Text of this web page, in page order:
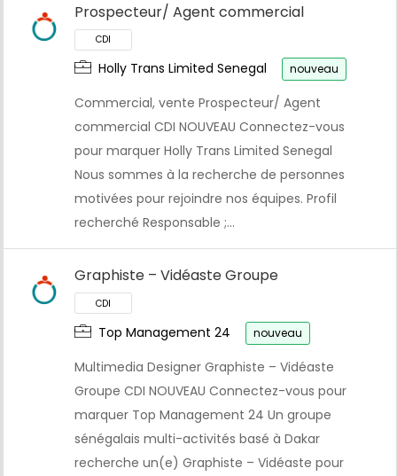
Prospecteur/ Agent commercial
Holly Trans Limited Senegal nouveau
Commercial, vente Prospecteur/ Agent
commercial CDI NOUVEAU Connectez-vous
pour marquer Holly Trans Limited Senegal
Nous sommes à la recherche de personnes
motivées pour rejoindre nos équipes. Profil
recherché Responsable ;…
Graphiste – Vidéaste Groupe
Top Management 24 nouveau
Multimedia Designer Graphiste – Vidéaste
Groupe CDI NOUVEAU Connectez-vous pour
marquer Top Management 24 Un groupe
sénégalais multi-activités basé à Dakar
recherche un(e) Graphiste – Vidéaste pour